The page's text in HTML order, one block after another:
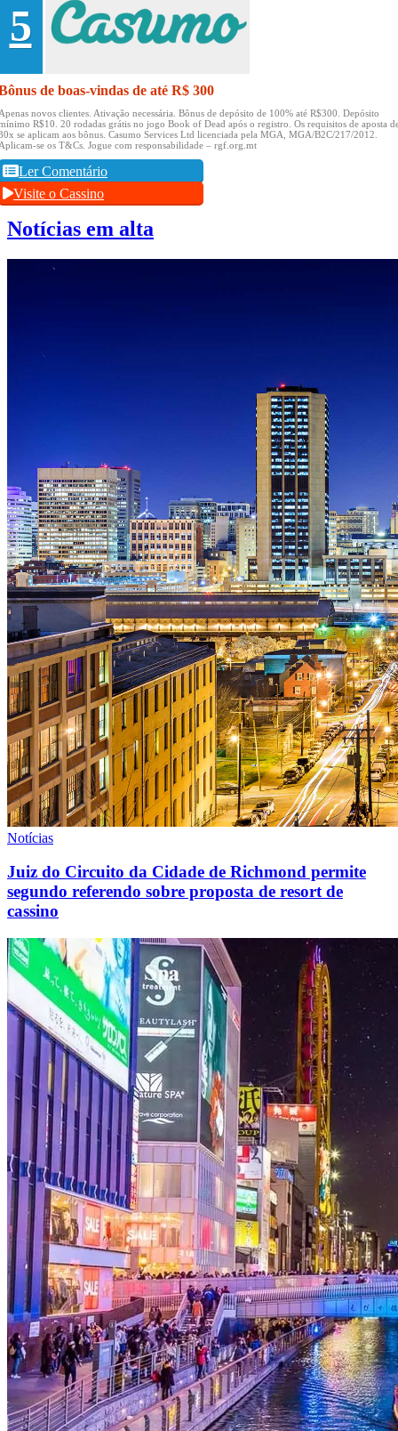
5
de boas-vindas de até R$ 300
novos clientes. Ativação necessária. Bônus de depósito de 100% até R$300. Depósito
R$10. 20 rodadas grátis no jogo Book of Dead após o registro. Os requisitos de aposta
se aplicam aos bônus. Casumo Services Ltd licenciada pela MGA, MGA/B2C/217/2012.
se os T&Cs. Jogue com responsabilidade – rgf.org.mt
Ler Comentário
Visite o Cassino
Notícias em alta
Notícias
Juiz do Circuito da Cidade de Richmond permite
segundo referendo sobre proposta de resort de
cassino